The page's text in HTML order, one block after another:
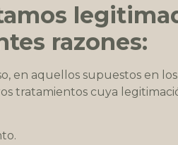
razones:
en aquellos supuestos en
tratamientos cuya